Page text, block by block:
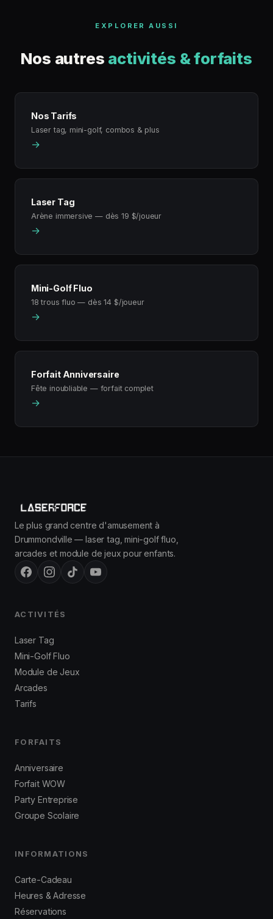
EXPLORER AUSSI
Nos autres activités & forfaits
Nos Tarifs
Laser tag, mini-golf, combos & plus
→
Laser Tag
Arène immersive — dès 19 $/joueur
→
Mini-Golf Fluo
18 trous fluo — dès 14 $/joueur
→
Forfait Anniversaire
Fête inoubliable — forfait complet
→
Le plus grand centre d'amusement à
Drummondville — laser tag, mini-golf fluo,
arcades et module de jeux pour enfants.
ACTIVITÉS
Laser Tag
Mini-Golf Fluo
Module de Jeux
Arcades
Tarifs
FORFAITS
Anniversaire
Forfait WOW
Party Entreprise
Groupe Scolaire
INFORMATIONS
Carte-Cadeau
Heures & Adresse
Réservations